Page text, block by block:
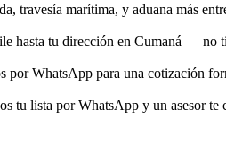
travesía marítima, y aduana más
hasta tu dirección en Cumaná — no
por WhatsApp para una cotización
tu lista por WhatsApp y un asesor